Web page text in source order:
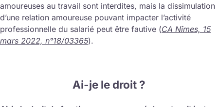
amoureuses au travail sont interdites, mais la dissimulation
d’une relation amoureuse pouvant impacter l’activité
professionnelle du salarié peut être fautive (CA Nîmes, 15
mars 2022, n°18/03365).
Ai-je le droit ?